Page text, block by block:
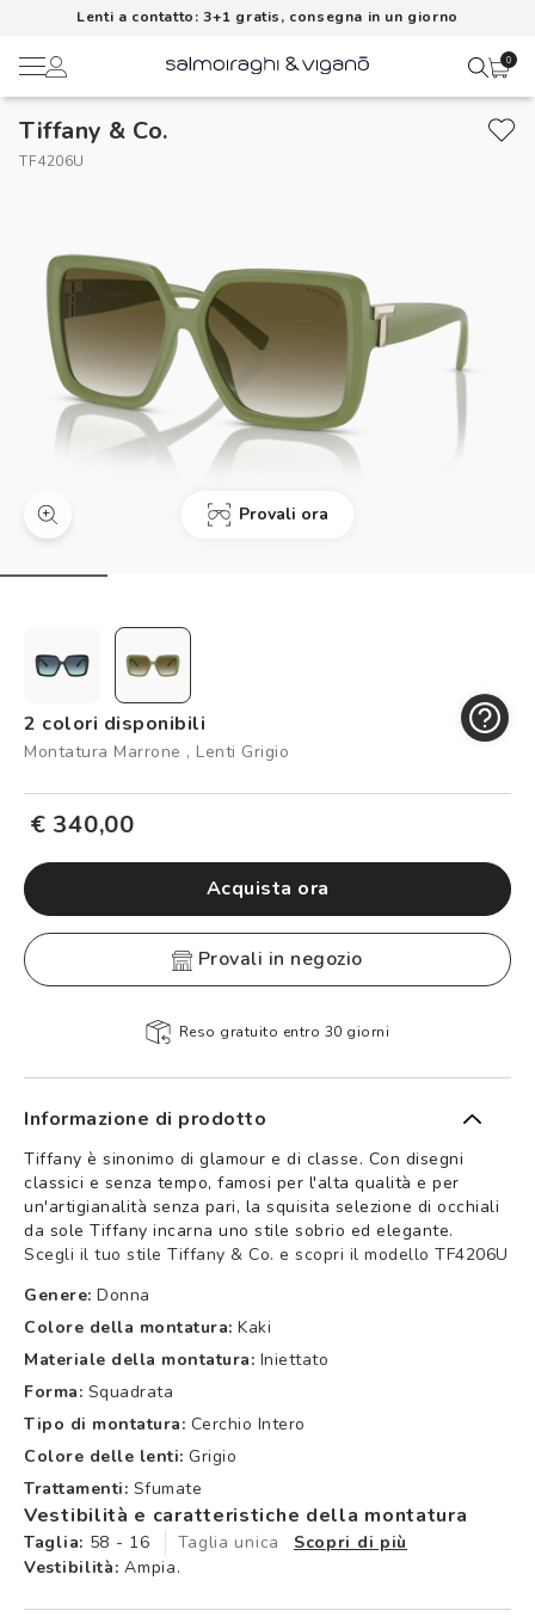
Lenti a contatto: 3+1 gratis, consegna in un giorno
0
Lenti a contatto
Occhiali da sole
AI Glasses
Brand
Rubrica indirizzi
Metodi di pagamento
I miei ordini
Controllo visivo
Logout
Tiffany & Co.
TF4206U
Provali ora
2 colori disponibili
Montatura Marrone , Lenti Grigio
€ 340,00
Acquista ora
provali in negozio
Reso gratuito entro 30 giorni
Informazione di prodotto
Tiffany è sinonimo di glamour e di classe. Con disegni
classici e senza tempo, famosi per l'alta qualità e per
un'artigianalità senza pari, la squisita selezione di occhiali
da sole Tiffany incarna uno stile sobrio ed elegante.
Scegli il tuo stile Tiffany & Co. e scopri il modello TF4206U
Genere: Donna
Colore della montatura: Kaki
Materiale della montatura: Iniettato
Forma: Squadrata
Tipo di montatura: Cerchio Intero
Colore delle lenti: Grigio
Trattamenti: Sfumate
Vestibilità e caratteristiche della montatura
Taglia: 58 - 16 Taglia unica
Scopri di più
Vestibilità: Ampia.